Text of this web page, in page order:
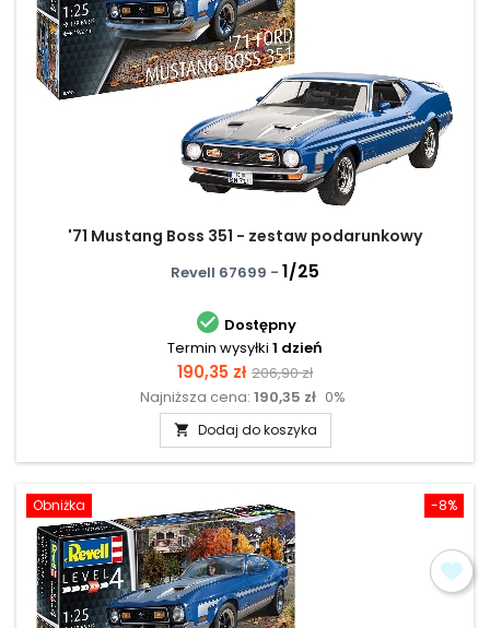
'71 Mustang Boss 351 - zestaw podarunkowy
Revell 67699 - 1/25
 Dostępny
Termin wysyłki 1 dzień
Cena
190,35 zł Cena
podstawowa
206,90 zł
Najniższa cena: 190,35 zł 0%
 Dodaj do koszyka
-8%
Obniżka